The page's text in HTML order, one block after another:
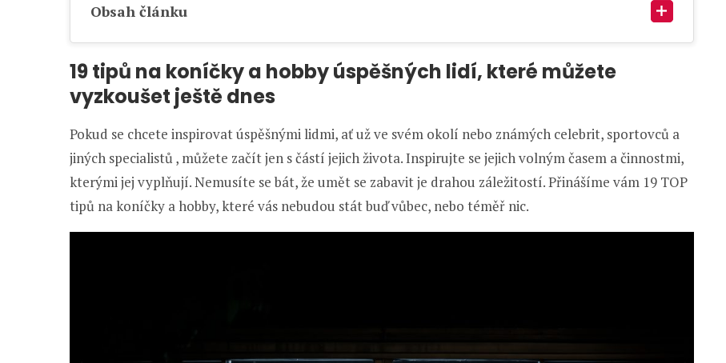
Obsah článku
19 tipů na koníčky a hobby úspěšných lidí, které můžete
vyzkoušet ještě dnes
Pokud se chcete inspirovat úspěšnými lidmi, ať už ve svém okolí nebo známých celebrit, sportovců a
jiných specialistů , můžete začít jen s částí jejich života. Inspirujte se jejich volným časem a činnostmi,
kterými jej vyplňují. Nemusíte se bát, že umět se zabavit je drahou záležitostí. Přinášíme vám 19 TOP
tipů na koníčky a hobby, které vás nebudou stát buď vůbec, nebo téměř nic.